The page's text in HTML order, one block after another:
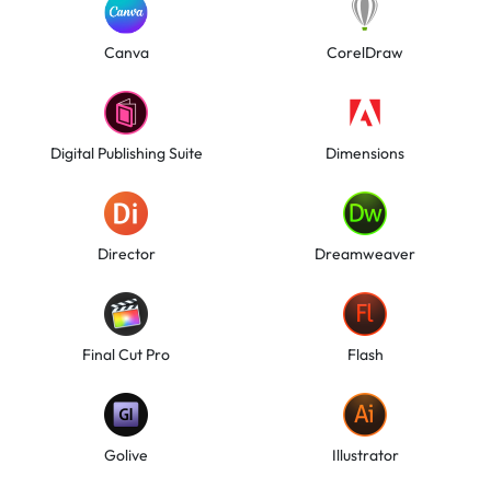
Canva CorelDraw
Digital Publishing Suite Dimensions
Director Dreamweaver
Final Cut Pro Flash
Golive Illustrator